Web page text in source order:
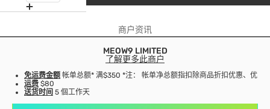
商户资讯
MEOW9 LIMITED
了解更多此商户
免运费金额 帐单总额* 满$350 *注： 帐单净总额指扣除商品折扣优惠、优惠
运费 $80
送货时间 5 個工作天